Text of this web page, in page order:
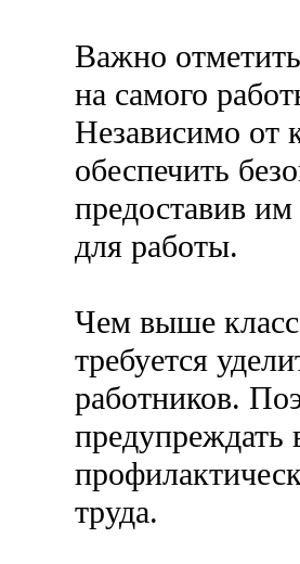
Важно
на самого
Независимо от
обеспечить
предоставив
для работы.
Чем выше
требуется
работников.
предупреждать
труда.